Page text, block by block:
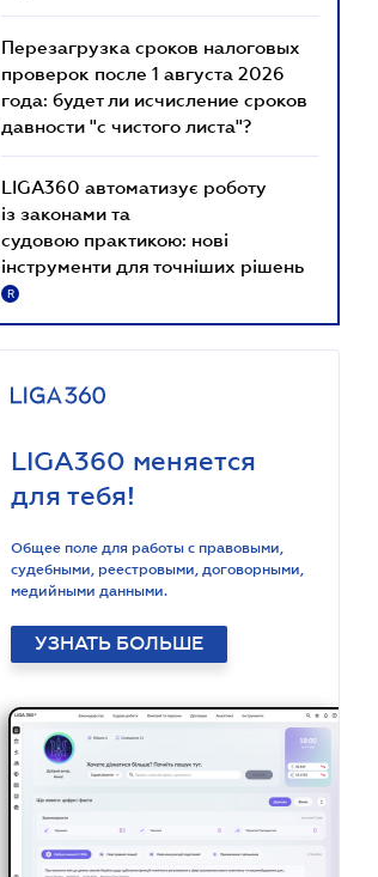
Перезагрузка сроков налоговых
проверок после 1 августа 2026
года: будет ли исчисление сроков
давности "с чистого листа"?
LIGA360 автоматизує роботу
із законами та
судовою практикою: нові
інструменти для точніших рішень
R
LIGA360 меняется
для тебя!
Общее поле для работы с правовыми,
судебными, реестровыми, договорными,
медийными данными.
УЗНАТЬ БОЛЬШЕ